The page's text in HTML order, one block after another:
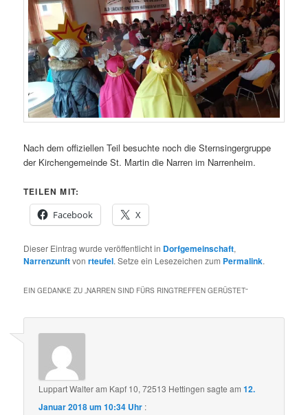
Nach dem offiziellen Teil besuchte noch die Sternsingergruppe
der Kirchengemeinde St. Martin die Narren im Narrenheim.
TEILEN MIT:
Facebook
X
Dieser Eintrag wurde veröffentlicht in Dorfgemeinschaft,
Narrenzunftvonrteufel. Setze ein Lesezeichen zum Permalink.
EIN GEDANKE ZU „NARREN SIND FÜRS RINGTREFFEN GERÜSTET“
Luppart Walter am Kapf 10, 72513 Hettingen sagte am12.
Januar 2018 um 10:34 Uhr :